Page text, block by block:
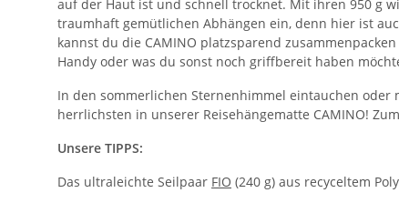
auf der Haut ist und schnell trocknet. Mit ihren 950 g
traumhaft gemütlichen Abhängen ein, denn hier ist
kannst du die CAMINO platzsparend
Handy oder was du sonst noch griffbereit haben
In den sommerlichen Sternenhimmel eintauchen
herrlichsten in unserer Reisehängematte CAMINO!
Unsere TIPPS:
Das ultraleichte Seilpaar FIO (240 g) aus recyceltem